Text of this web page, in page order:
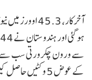
کے عوض 5 وکٹیں حاصل کیں۔